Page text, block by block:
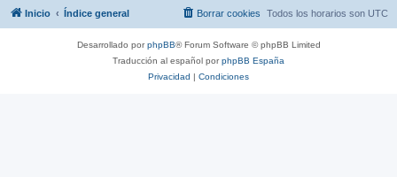
Inicio Índice general Todos los horarios son UTC
Borrar cookies
Desarrollado porphpBB® Forum Software © phpBB Limited
Traducción al español porphpBB España
Privacidad | Condiciones